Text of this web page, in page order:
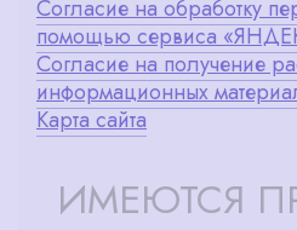
Согласие на обработку
помощью сервиса
Согласие на получение
информационных
Карта сайта
ИМЕЮТСЯ